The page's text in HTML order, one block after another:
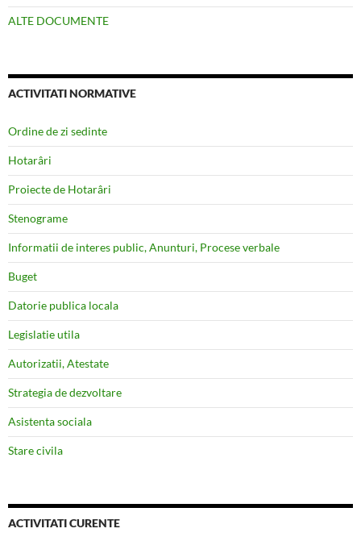
ALTE DOCUMENTE
ACTIVITATI NORMATIVE
Ordine de zi sedinte
Hotarâri
Proiecte de Hotarâri
Stenograme
Informatii de interes public, Anunturi, Procese verbale
Buget
Datorie publica locala
Legislatie utila
Autorizatii, Atestate
Strategia de dezvoltare
Asistenta sociala
Stare civila
ACTIVITATI CURENTE